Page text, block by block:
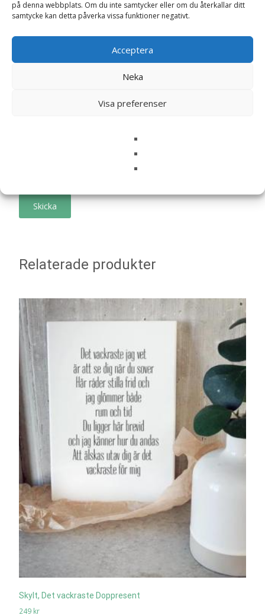
på denna webbplats. Om du inte samtycker eller om du återkallar ditt
samtycke kan detta påverka vissa funktioner negativt.
Acceptera
Neka
Visa preferenser
Spara mitt namn, min e-postadress och webbplats i
denna webbläsare till nästa gång jag skriver en
Relaterade produkter
Skylt, Det vackraste Doppresent
249 kr